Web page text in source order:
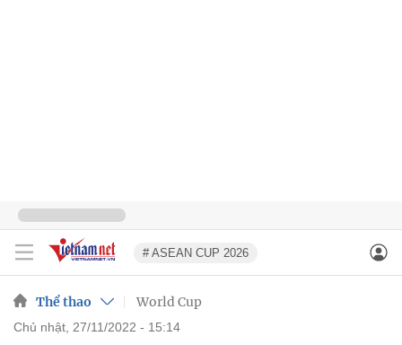
# ASEAN CUP 2026
Thể thao World Cup
chủ nhật, 27/11/2022 - 15:14